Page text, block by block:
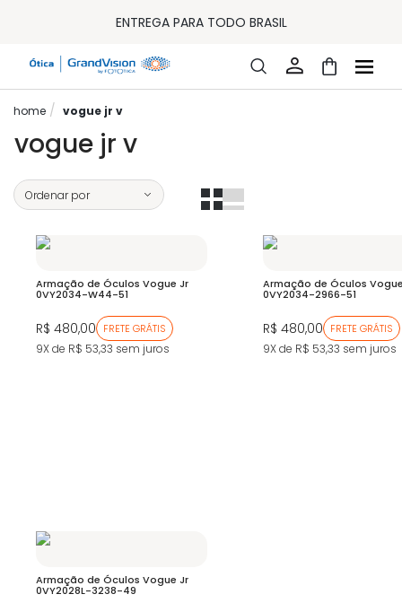
ENTREGA PARA TODO BRASIL
32% OFF NO COMBO - CONS. REG.
10% OFF PAGAMENTO
ENTREGA PARA TODO BRASIL
15% OFF NA PRIMEIRA COMPRA (CONSULTE REGULAMENTO)
32% OFF NO COMBO - CONS. REG.
vogue jr v
vogue jr v
Armação de Óculos Vogue Jr
0VY2034-W44-51
R$ 480,00 FRETE GRÁTIS
9X de R$ 53,33 sem juros
Armação de Óculos
0VY2034-2966-51
R$ 480,00 FRETE GRÁTIS
9X de R$ 53,33 sem juros
Armação de Óculos Vogue Jr
0VY2028L-3238-49